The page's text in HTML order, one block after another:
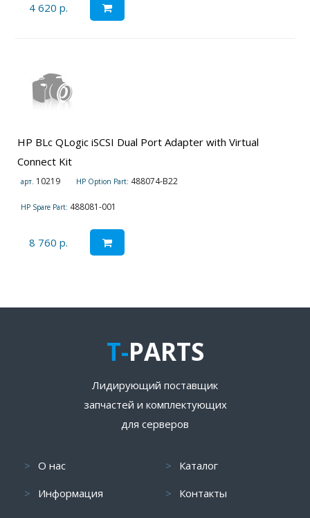
4 620 р.
HP BLc QLogic iSCSI Dual Port Adapter with Virtual
Connect Kit
арт. 10219 HP Option Part: 488074-B22
HP Spare Part: 488081-001
8 760 р.
T-PARTS
Лидирующий поставщик
запчастей и комплектующих
для серверов
О нас
Информация
Каталог
Контакты